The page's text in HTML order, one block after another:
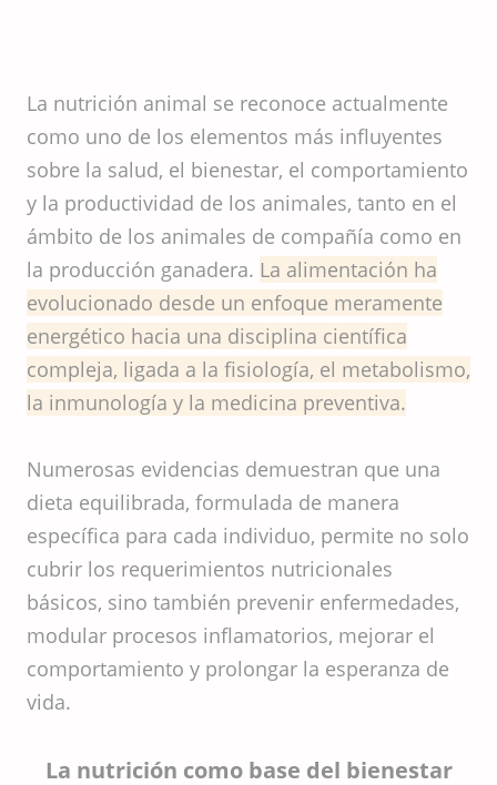
La nutrición animal se reconoce actualmente
como uno de los elementos más influyentes
sobre la salud, el bienestar, el comportamiento
y la productividad de los animales, tanto en el
ámbito de los animales de compañía como en
la producción ganadera. La alimentación ha
evolucionado desde un enfoque meramente
energético hacia una disciplina científica
compleja, ligada a la fisiología, el metabolismo,
la inmunología y la medicina preventiva.
Numerosas evidencias demuestran que una
dieta equilibrada, formulada de manera
específica para cada individuo, permite no solo
cubrir los requerimientos nutricionales
básicos, sino también prevenir enfermedades,
modular procesos inflamatorios, mejorar el
comportamiento y prolongar la esperanza de
vida.
La nutrición como base del bienestar